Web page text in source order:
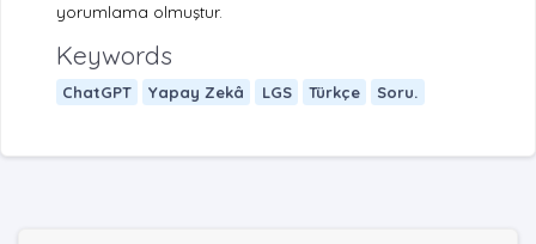
yorumlama olmuştur.
Keywords
ChatGPT Yapay Zekâ LGS Türkçe Soru.